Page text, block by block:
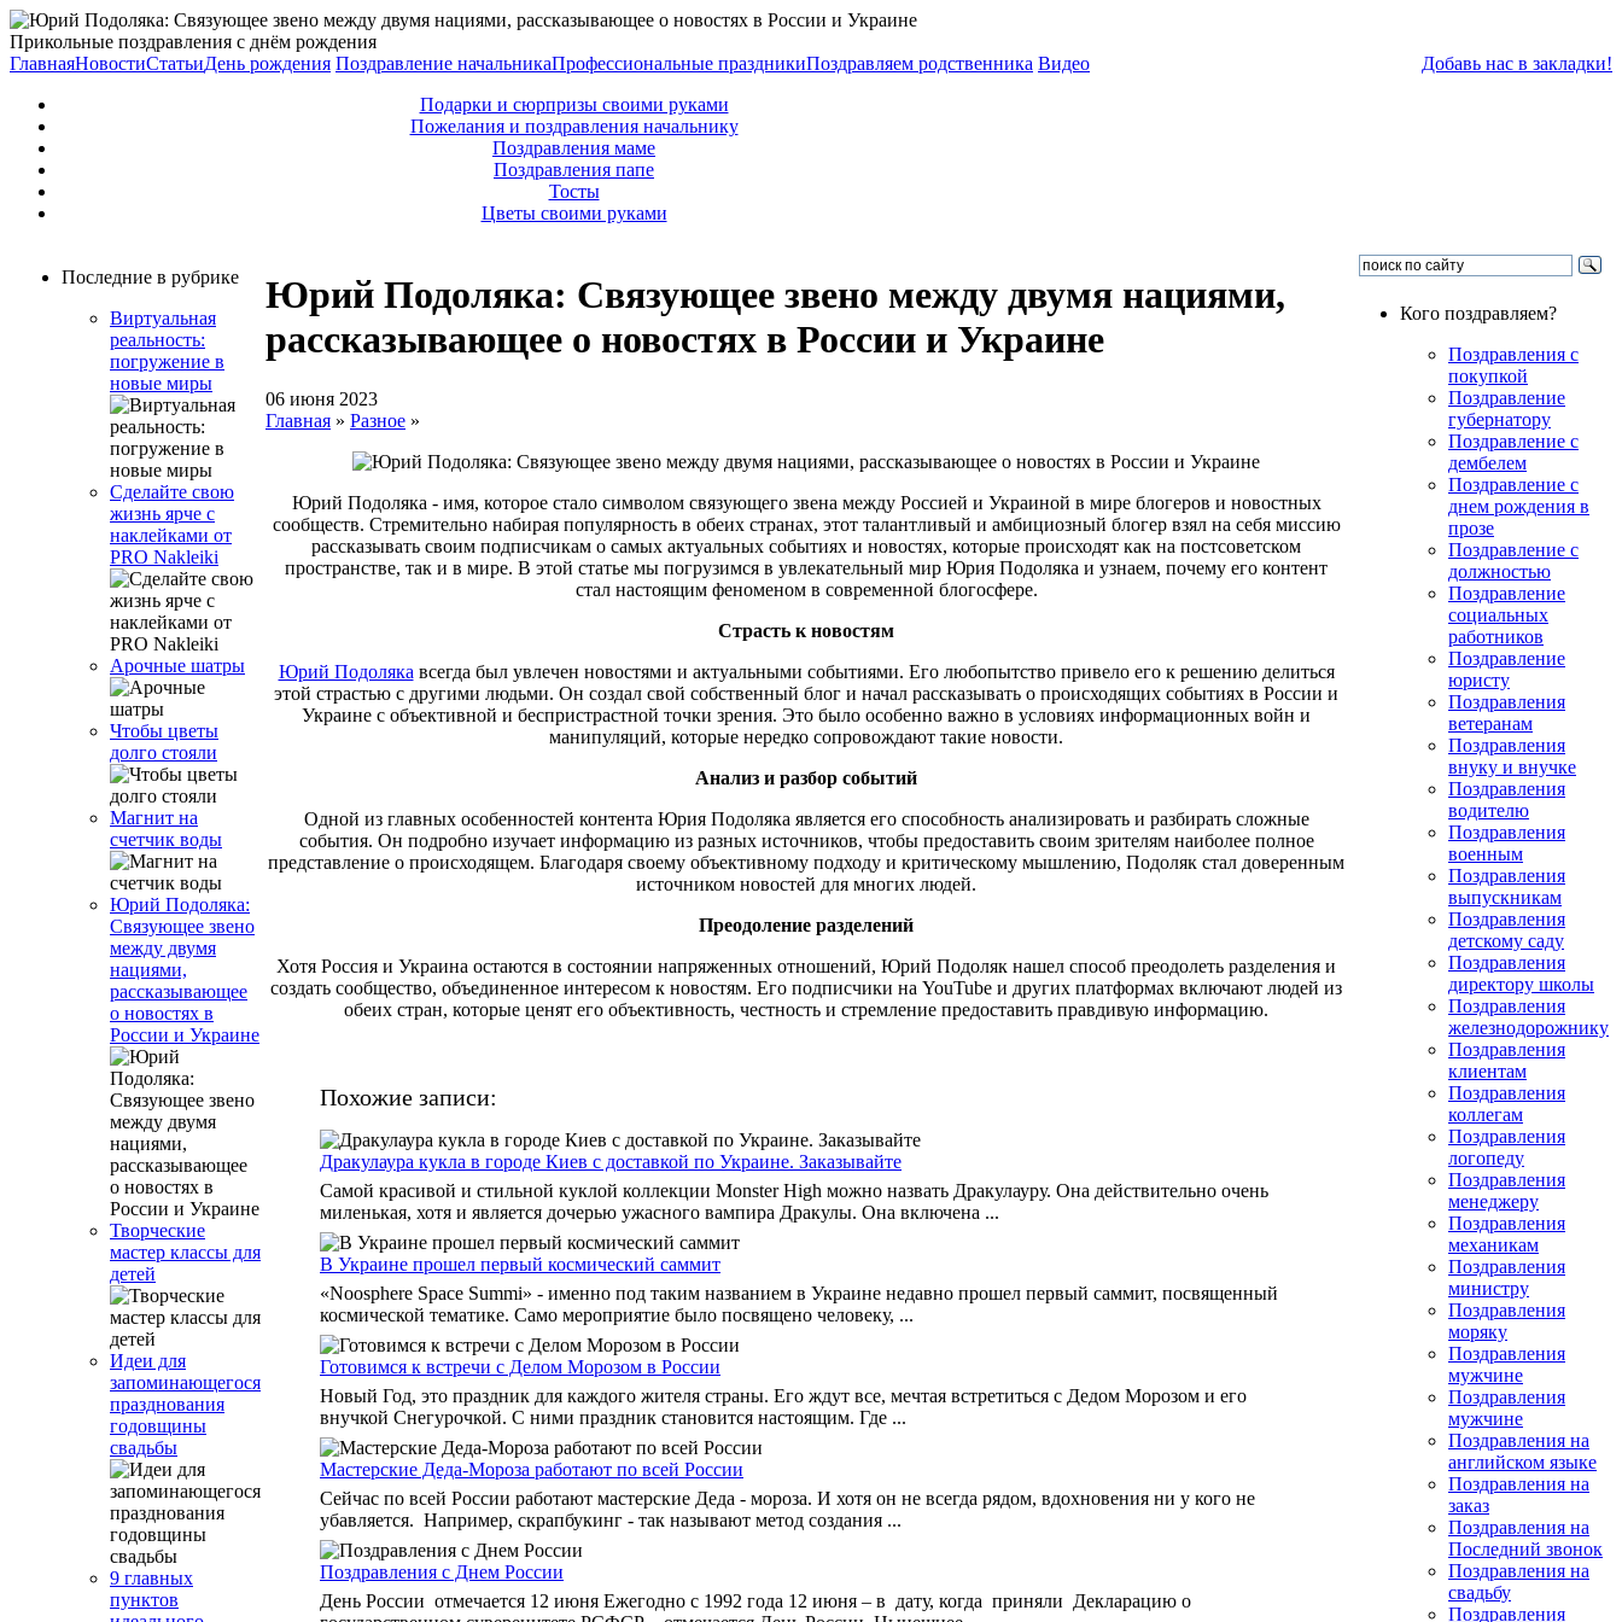
Прикольные поздравления с днём рождения
ГлавнаяНовостиСтатьиДень рождения Поздравление начальникаПрофессиональные праздникиПоздравляем родственника Видео
Подарки и сюрпризы своими руками
Пожелания и поздравления начальнику
Поздравления маме
Поздравления папе
Тосты
Цветы своими руками
Добавь нас в закладки!
Последние в рубрике
Виртуальная
реальность:
погружение в
новые миры
Сделайте свою
жизнь ярче с
наклейками от
PRO Nakleiki
Арочные шатры
Чтобы цветы
долго стояли
Магнит на
счетчик воды
Юрий Подоляка:
Связующее звено
между двумя
нациями,
рассказывающее
о новостях в
России и Украине
Творческие
мастер классы для
детей
Идеи для
запоминающегося
празднования
годовщины
свадьбы
9 главных
пунктов
Юрий Подоляка: Связующее звено между двумя нациями,
рассказывающее о новостях в России и Украине
06 июня 2023
Главная » Разное »
Юрий Подоляка - имя, которое стало символом связующего звена между Россией и Украиной в мире блогеров и новостных
сообществ. Стремительно набирая популярность в обеих странах, этот талантливый и амбициозный блогер взял на себя миссию
рассказывать своим подписчикам о самых актуальных событиях и новостях, которые происходят как на постсоветском
пространстве, так и в мире. В этой статье мы погрузимся в увлекательный мир Юрия Подоляка и узнаем, почему его контент
стал настоящим феноменом в современной блогосфере.
Страсть к новостям
Юрий Подоляка всегда был увлечен новостями и актуальными событиями. Его любопытство привело его к решению делиться
этой страстью с другими людьми. Он создал свой собственный блог и начал рассказывать о происходящих событиях в России и
Украине с объективной и беспристрастной точки зрения. Это было особенно важно в условиях информационных войн и
манипуляций, которые нередко сопровождают такие новости.
Анализ и разбор событий
Одной из главных особенностей контента Юрия Подоляка является его способность анализировать и разбирать сложные
события. Он подробно изучает информацию из разных источников, чтобы предоставить своим зрителям наиболее полное
представление о происходящем. Благодаря своему объективному подходу и критическому мышлению, Подоляк стал доверенным
источником новостей для многих людей.
Преодоление разделений
Хотя Россия и Украина остаются в состоянии напряженных отношений, Юрий Подоляк нашел способ преодолеть разделения и
создать сообщество, объединенное интересом к новостям. Его подписчики на YouTube и других платформах включают людей из
обеих стран, которые ценят его объективность, честность и стремление предоставить правдивую информацию.
Похожие записи:
Дракулаура кукла в городе Киев с доставкой по Украине. Заказывайте
Самой красивой и стильной куклой коллекции Monster High можно назвать Дракулауру. Она действительно очень
миленькая, хотя и является дочерью ужасного вампира Дракулы. Она включена ...
В Украине прошел первый космический саммит
«Noosphere Space Summi» - именно под таким названием в Украине недавно прошел первый саммит, посвященный
космической тематике. Само мероприятие было посвящено человеку, ...
Готовимся к встречи с Делом Морозом в России
Новый Год, это праздник для каждого жителя страны. Его ждут все, мечтая встретиться с Дедом Морозом и его
внучкой Снегурочкой. С ними праздник становится настоящим. Где ...
Мастерские Деда-Мороза работают по всей России
Сейчас по всей России работают мастерские Деда - мороза. И хотя он не всегда рядом, вдохновения ни у кого не
убавляется. Например, скрапбукинг - так называют метод создания ...
Поздравления с Днем России
День России отмечается 12 июня Ежегодно с 1992 года 12 июня – в дату, когда приняли Декларацию о
Кого поздравляем?
Поздравления с
покупкой
Поздравление
губернатору
Поздравление с
дембелем
Поздравление с
днем рождения в
прозе
Поздравление с
должностью
Поздравление
социальных
работников
Поздравление
юристу
Поздравления
ветеранам
Поздравления
внуку и внучке
Поздравления
водителю
Поздравления
военным
Поздравления
выпускникам
Поздравления
детскому саду
Поздравления
директору школы
Поздравления
железнодорожнику
Поздравления
клиентам
Поздравления
коллегам
Поздравления
логопеду
Поздравления
менеджеру
Поздравления
механикам
Поздравления
министру
Поздравления
моряку
Поздравления
мужчине
Поздравления
мужчине
Поздравления на
английском языке
Поздравления на
заказ
Поздравления на
Последний звонок
Поздравления на
свадьбу
Поздравления